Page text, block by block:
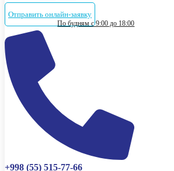
Отправить онлайн-заявку
По будням с 9:00 до 18:00
+998 (55) 515-77-66